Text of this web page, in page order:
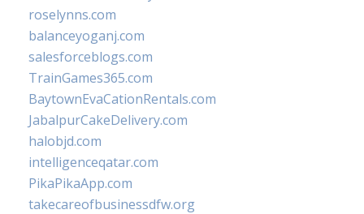
roselynns.com
balanceyoganj.com
salesforceblogs.com
TrainGames365.com
BaytownEvaCationRentals.com
JabalpurCakeDelivery.com
halobjd.com
intelligenceqatar.com
PikaPikaApp.com
takecareofbusinessdfw.org